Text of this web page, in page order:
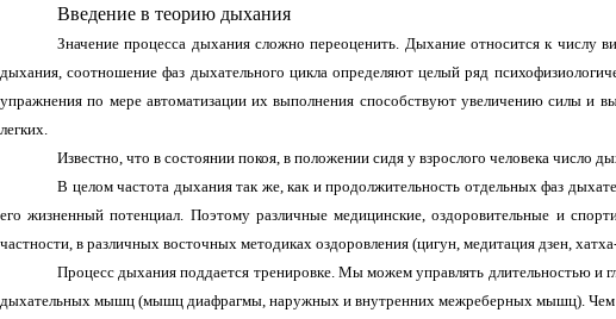
Введение в теорию дыхания
Значение процесса дыхания сложно переоценить. Дыхание относится к числу
дыхания, соотношение фаз дыхательного цикла определяют целый ряд
упражнения по мере автоматизации их выполнения способствуют увеличению силы и
легких.
Известно, что в состоянии покоя, в положении сидя у взрослого человека число
В целом частота дыхания так же, как и продолжительность отдельных фаз
его жизненный потенциал. Поэтому различные медицинские, оздоровительные и
частности, в различных восточных методиках оздоровления (цигун, медитация дзен,
Процесс дыхания поддается тренировке. Мы можем управлять длительностью и
дыхательных мышц (мышц диафрагмы, наружных и внутренних межреберных мышц). Чем